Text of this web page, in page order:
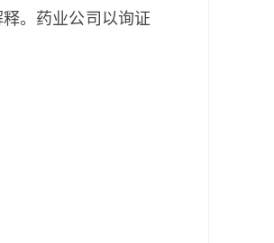
。药业公司以询证